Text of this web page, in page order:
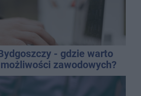
- gdzie warto
zawodowych?